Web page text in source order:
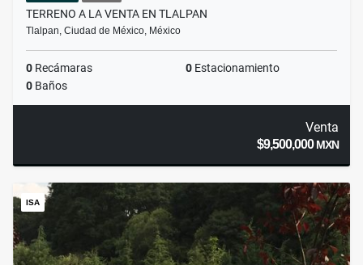
TERRENO A LA VENTA EN TLALPAN
Tlalpan, Ciudad de México, México
0 Recámaras 0 Estacionamiento
0 Baños
Venta
$9,500,000MXN
ISA